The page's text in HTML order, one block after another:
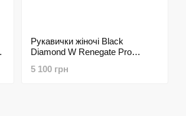
Рукавички жіночі Black
Diamond W Renegate Pro
801439.BLAK-M)
5 100 грн